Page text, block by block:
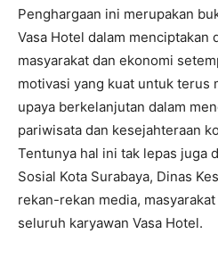
Penghargaan ini merupakan
Vasa Hotel dalam menciptakan
masyarakat dan ekonomi
motivasi yang kuat untuk terus
upaya berkelanjutan dalam
pariwisata dan kesejahteraan
Tentunya hal ini tak lepas juga
Sosial Kota Surabaya, Dinas
rekan-rekan media,
seluruh karyawan Vasa Hotel.